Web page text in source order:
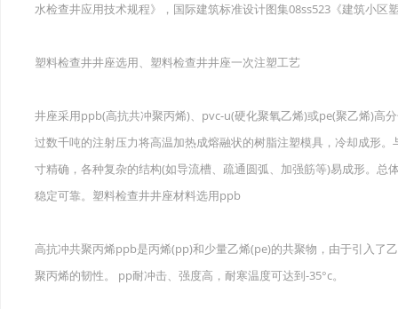
水检查井应用技术规程》，国际建筑标准设计图集08ss523《建筑小区
塑料检查井井座选用、塑料检查井井座一次注塑工艺
井座采用ppb(高抗共冲聚丙烯)、pvc-u(硬化聚氧乙烯)或pe(聚乙烯)高
过数千吨的注射压力将高温加热成熔融状的树脂注塑模具，冷却成形
寸精确，各种复杂的结构(如导流槽、疏通圆弧、加强筋等)易成形。
稳定可靠。塑料检查井井座材料选用ppb
高抗冲共聚丙烯ppb是丙烯(pp)和少量乙烯(pe)的共聚物，由于引入了
聚丙烯的韧性。 pp耐冲击、强度高，耐寒温度可达到-35°c。